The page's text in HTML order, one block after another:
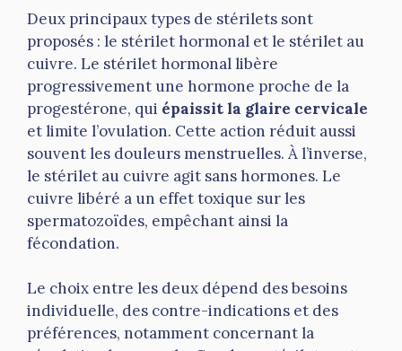
Deux principaux types de stérilets sont
proposés : le stérilet hormonal et le stérilet au
cuivre. Le stérilet hormonal libère
progressivement une hormone proche de la
progestérone, qui épaissit la glaire cervicale
et limite l’ovulation. Cette action réduit aussi
souvent les douleurs menstruelles. À l’inverse,
le stérilet au cuivre agit sans hormones. Le
cuivre libéré a un effet toxique sur les
spermatozoïdes, empêchant ainsi la
fécondation.
Le choix entre les deux dépend des besoins
individuelle, des contre-indications et des
préférences, notamment concernant la